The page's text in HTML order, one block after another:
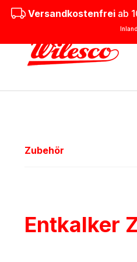
Hauptinhalt springen
Zur Suche springen
Zur Hauptnavigation
Versandkostenfreiab
Zubehör
Entkalker